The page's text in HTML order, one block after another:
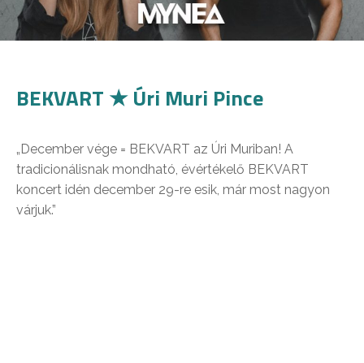
BEKVART ★ Úri Muri Pince
„December vége = BEKVART az Úri Muriban! A
tradicionálisnak mondható, évértékelő BEKVART
koncert idén december 29-re esik, már most nagyon
várjuk.”